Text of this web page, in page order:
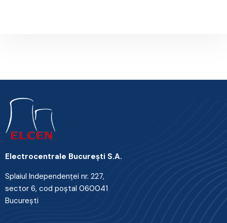
Electrocentrale Bucureşti S.A.
Splaiul Independenţei nr. 227,
sector 6, cod poştal 060041
Bucureşti